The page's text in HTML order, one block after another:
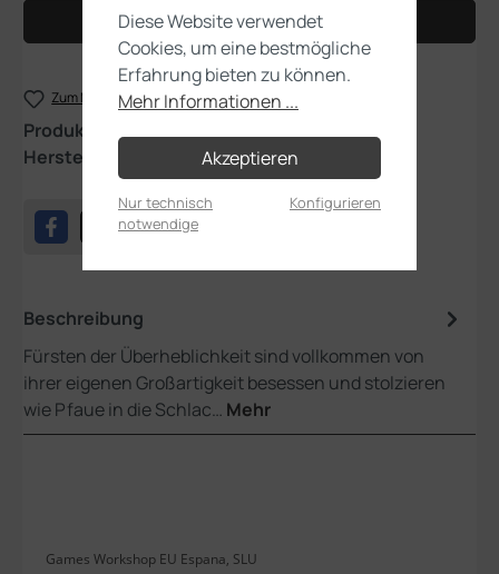
In den Warenkorb
Zum Merkzettel hinzufügen
Produktnummer:
Hersteller:
Games Workshop
Beschreibung
Fürsten der Überheblichkeit sind vollkommen von
ihrer eigenen Großartigkeit besessen und stolzieren
wie Pfaue in die Schlac… Mehr
Games Workshop EU Espana, SLU
Diese Website verwendet
Cookies, um eine bestmögliche
Erfahrung bieten zu können.
Mehr Informationen ...
Akzeptieren
Nur technisch
notwendige
Konfigurieren